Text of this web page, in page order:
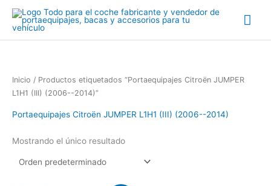
contenido
Inicio / Productos etiquetados “Portaequipajes Citroën JUMPER
L1H1 (III) (2006--2014)”
Portaequipajes Citroën JUMPER L1H1 (III) (2006--2014)
Mostrando el único resultado